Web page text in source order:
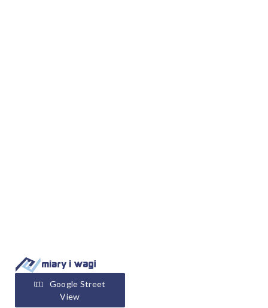
Google Street
View